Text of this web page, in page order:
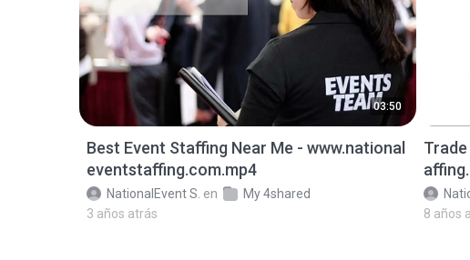
03:50
Best Event Staffing Near Me - www.national
eventstaffing.com.mp4
NationalEvent S. en
My 4shared
3 años atrás
8 años